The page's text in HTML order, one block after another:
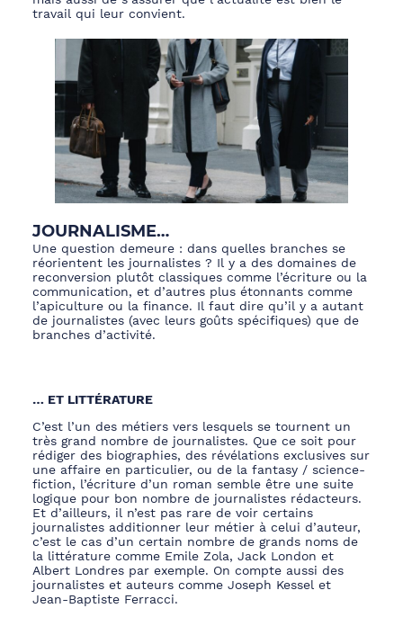
travail qui leur convient.
JOURNALISME…
Une question demeure : dans quelles branches se
réorientent les journalistes ? Il y a des domaines de
reconversion plutôt classiques comme l’écriture ou la
communication, et d’autres plus étonnants comme
l’apiculture ou la finance. Il faut dire qu’il y a autant
de journalistes (avec leurs goûts spécifiques) que de
branches d’activité.
… ET LITTÉRATURE
C’est l’un des métiers vers lesquels se tournent un
très grand nombre de journalistes. Que ce soit pour
rédiger des biographies, des révélations exclusives sur
une affaire en particulier, ou de la fantasy / science-
fiction, l’écriture d’un roman semble être une suite
logique pour bon nombre de journalistes rédacteurs.
Et d’ailleurs, il n’est pas rare de voir certains
journalistes additionner leur métier à celui d’auteur,
c’est le cas d’un certain nombre de grands noms de
la littérature comme Emile Zola, Jack London et
Albert Londres par exemple. On compte aussi des
journalistes et auteurs comme Joseph Kessel et
Jean-Baptiste Ferracci.